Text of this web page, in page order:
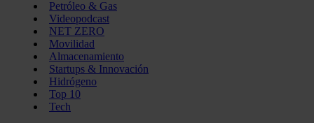
Petróleo & Gas
Videopodcast
NET ZERO
Movilidad
Almacenamiento
Startups & Innovación
Hidrógeno
Top 10
Tech